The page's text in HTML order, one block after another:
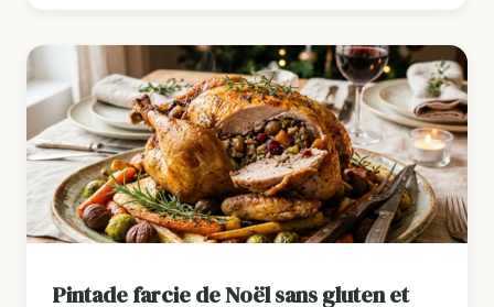
Pintade farcie de Noël sans gluten et